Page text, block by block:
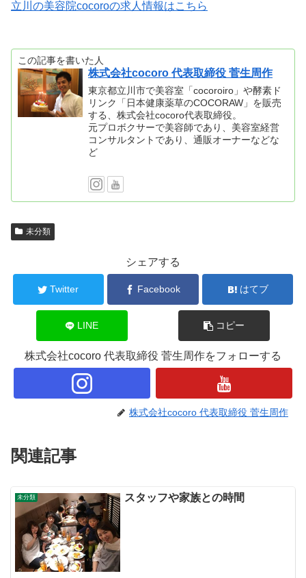
立川の美容院cocoroの求人情報はこちら
この記事を書いた人
株式会社cocoro 代表取締役 菅生周作
東京都立川市で美容室「cocoroiro」や酵素ド
リンク「日本健康薬草のCOCORAW」を販売
する、株式会社cocoro代表取締役。
元プロボクサーで美容師であり、美容室経営
コンサルタントであり、通販オーナーなどな
ど
未分類
シェアする
Twitter Facebook はてブ
LINE コピー
株式会社cocoro 代表取締役 菅生周作をフォローする
株式会社cocoro 代表取締役 菅生周作
関連記事
未分類 スタッフや家族との時間